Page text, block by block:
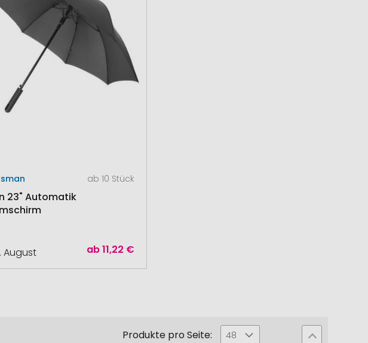
ab 10 Stück
23" Automatik
ab11,22 €
August
Produkte pro Seite: 48